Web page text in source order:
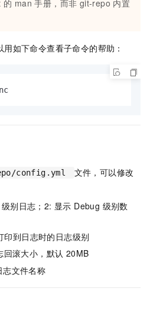
的 man 手册，而非 git-repo 内置
如下命令查看子命令的帮助：
config.yml
文件，可以修改
别日志；2: 显示 Debug 级别数
到日志时的日志级别
回滚大小，默认 20MB
志文件名称